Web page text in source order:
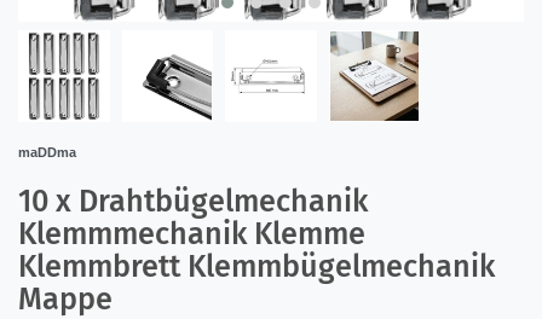
maDDma
10 x Drahtbügelmechanik
Klemmmechanik Klemme
Klemmbrett Klemmbügelmechanik
Mappe